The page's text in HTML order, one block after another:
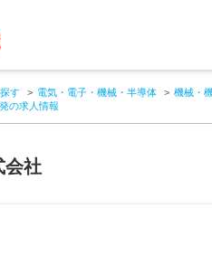
す 電気・電子・機械・半導体 機械・
の求人情報
会社